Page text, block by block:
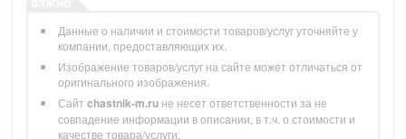
Данные о наличии и стоимости товаров/услуг уточняйте у
компании, предоставляющих их.
Изображение товаров/услуг на сайте может отличаться от
оригинального изображения.
Сайт chastnik-m.ru не несет ответственности за не
совпадение информации в описании, в т.ч. о стоимости и
качестве товара/услуги.